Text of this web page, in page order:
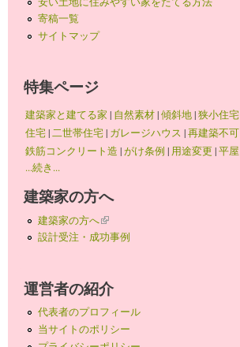
寄稿一覧
サイトマップ
特集ページ
建築家と建てる家 | 自然素材|傾斜地|狭小住宅
住宅|二世帯住宅| ガレージハウス |再建築不可
鉄筋コンクリート造 |がけ条例 | 用途変更 |平屋
...続き...
建築家の方へ
建築家の方へ(link is external)
設計受注・成功事例
運営者の紹介
代表者のプロフィール
当サイトのポリシー